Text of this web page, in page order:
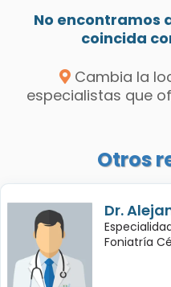
No encontramos
coincida
Cambia la
especialistas que
Otros
Dr.
Foniatría